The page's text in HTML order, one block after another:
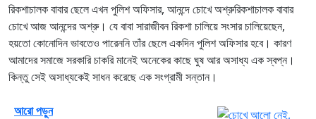
রিকশাচালক বাবার ছেলে এখন পুলিশ অফিসার, আনন্দে চোখে অশ্রুরিকশাচালক বাবার
চোখে আজ আনন্দের অশ্রু। যে বাবা সারাজীবন রিকশা চালিয়ে সংসার চালিয়েছেন,
হয়তো কোনোদিন ভাবতেও পারেননি তাঁর ছেলে একদিন পুলিশ অফিসার হবে। কারণ
আমাদের সমাজে সরকারি চাকরি মানেই অনেকের কাছে ঘুষ আর অসাধ্য এক স্বপ্ন।
কিন্তু সেই অসাধ্যকেই সাধন করেছে এক সংগ্রামী সন্তান।
আরো পড়ুন